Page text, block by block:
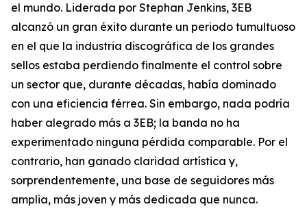
el mundo. Liderada por Stephan Jenkins, 3EB
alcanzó un gran éxito durante un periodo tumultuoso
en el que la industria discográfica de los grandes
sellos estaba perdiendo finalmente el control sobre
un sector que, durante décadas, había dominado
con una eficiencia férrea. Sin embargo, nada podría
haber alegrado más a 3EB; la banda no ha
experimentado ninguna pérdida comparable. Por el
contrario, han ganado claridad artística y,
sorprendentemente, una base de seguidores más
amplia, más joven y más dedicada que nunca.